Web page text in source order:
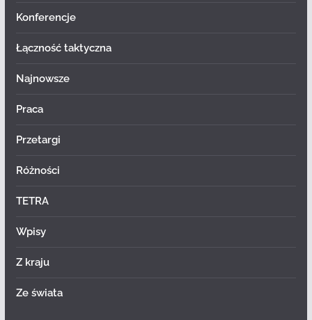
Konferencje
Łączność taktyczna
Najnowsze
Praca
Przetargi
Różności
TETRA
Wpisy
Z kraju
Ze świata